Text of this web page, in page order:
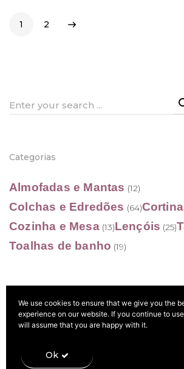
through
1 2
Search
Categorias
Almofadas e Mantas (12)
Colchas e Edredões (64)
Cozinha e Mesa (13)Lençóis (25)
Toalhas de banho (19)
Filtrar por preço
mínimo
máximo
We use cookies to ensure that we give you the
experience on our website. If you continue to
will assume that you are happy with it.
Ok